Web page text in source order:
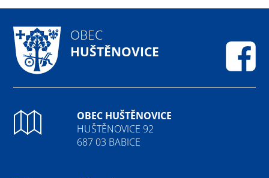
OBEC
HUŠTĚNOVICE
OBEC HUŠTĚNOVICE
HUŠTĚNOVICE 92
687 03 BABICE